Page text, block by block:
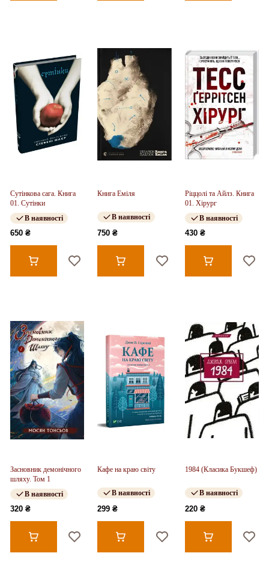
Сутінкова сага. Книга
01. Сутінки
В наявності
650 ₴
Книга Еміля
В наявності
750 ₴
Ріццолі та Айлз. Книга
01. Хірург
В наявності
430 ₴
Засновник демонічного
шляху. Том 1
В наявності
320 ₴
Кафе на краю світу
В наявності
299 ₴
1984 (Класика Букшеф)
В наявності
220 ₴